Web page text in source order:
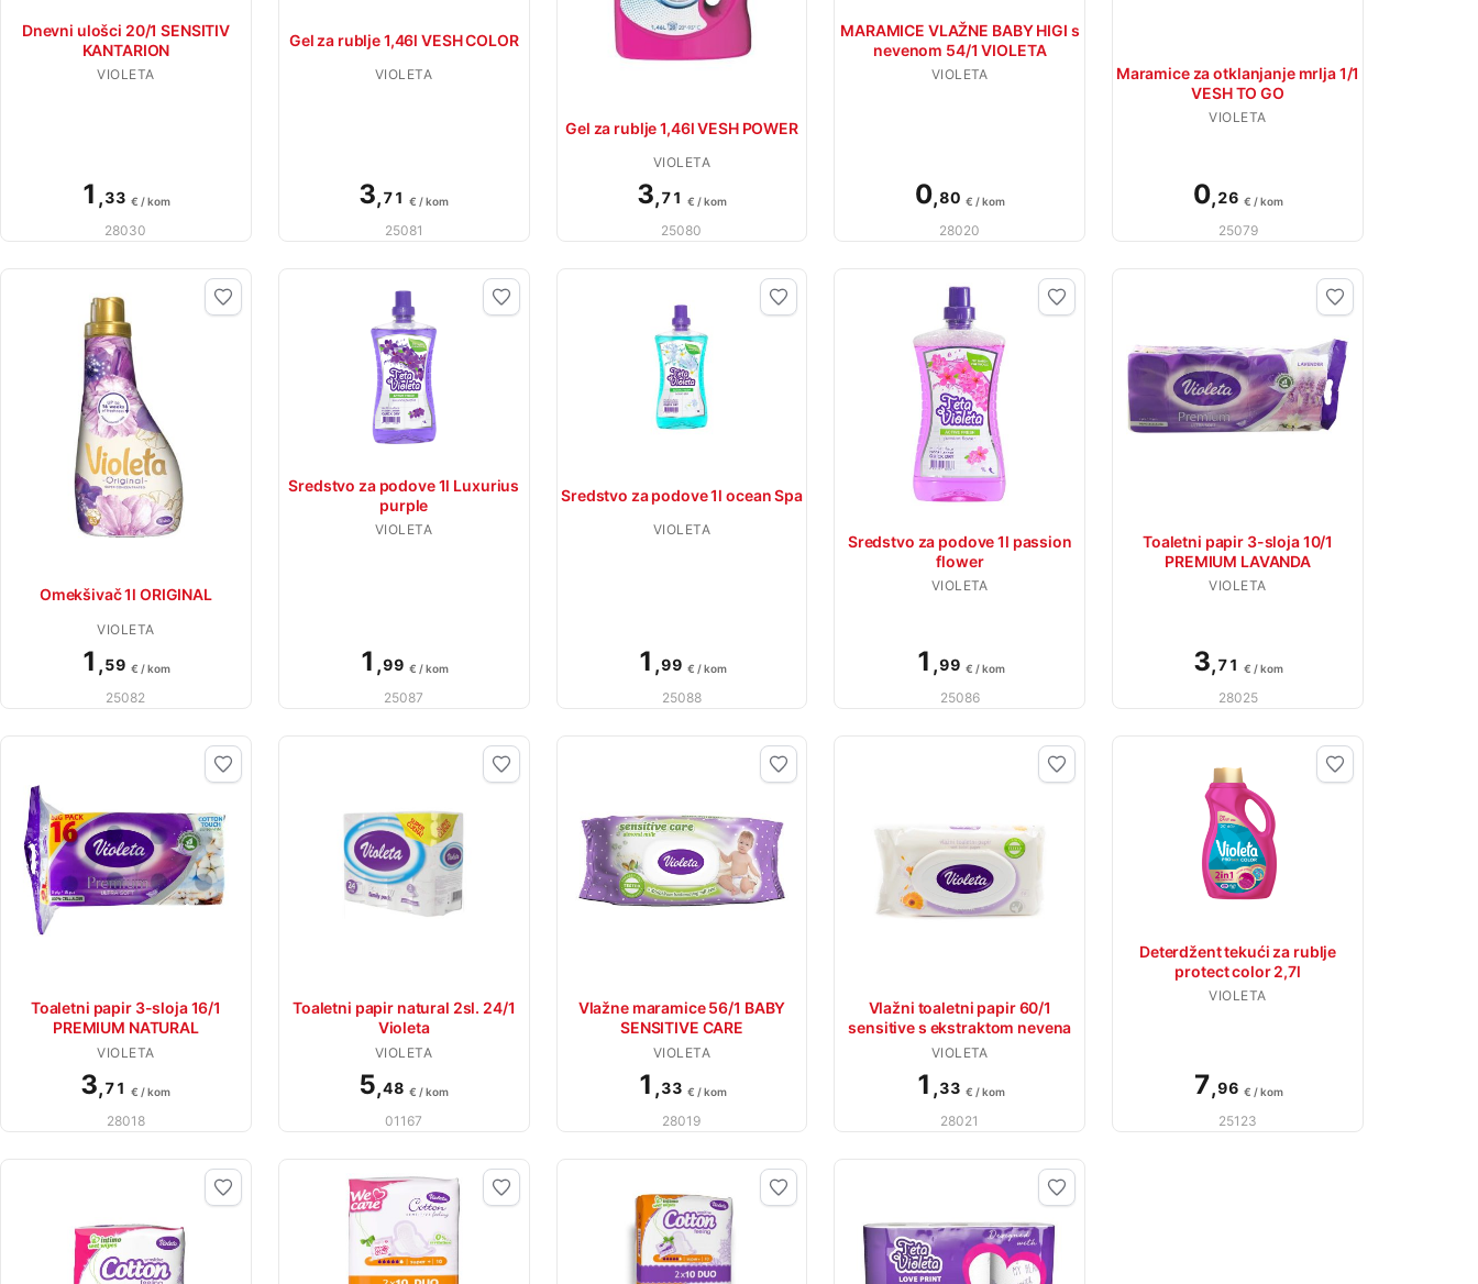
Dnevni ulošci 20/1 SENSITIV
KANTARION
VIOLETA
1 ,33 € / kom
28030
Gel za rublje 1,46l VESH COLOR
VIOLETA
3,71 € / kom
25081
Gel za rublje 1,46l VESH POWER
VIOLETA
3,71 € / kom
25080
MARAMICE VLAŽNE BABY HIGI s
nevenom 54/1 VIOLETA
VIOLETA
0,80 € / kom
28020
Maramice za otklanjanje mrlja 1/1
VESH TO GO
VIOLETA
0,26 € / kom
25079
Omekšivač 1l ORIGINAL
VIOLETA
1 ,59 € / kom
25082
Sredstvo za podove 1l Luxurius
purple
VIOLETA
1 ,99 € / kom
25087
Sredstvo za podove 1l ocean Spa
VIOLETA
1 ,99 € / kom
25088
Sredstvo za podove 1l passion
flower
VIOLETA
1 ,99 € / kom
25086
Toaletni papir 3-sloja 10/1
PREMIUM LAVANDA
VIOLETA
3,71 € / kom
28025
Toaletni papir 3-sloja 16/1
PREMIUM NATURAL
VIOLETA
3,71 € / kom
28018
Toaletni papir natural 2sl. 24/1
Violeta
VIOLETA
5,48 € / kom
01167
Vlažne maramice 56/1 BABY
SENSITIVE CARE
VIOLETA
1 ,33 € / kom
28019
Vlažni toaletni papir 60/1
sensitive s ekstraktom nevena
VIOLETA
1 ,33 € / kom
28021
Deterdžent tekući za rublje
protect color 2,7l
VIOLETA
7,96 € / kom
25123